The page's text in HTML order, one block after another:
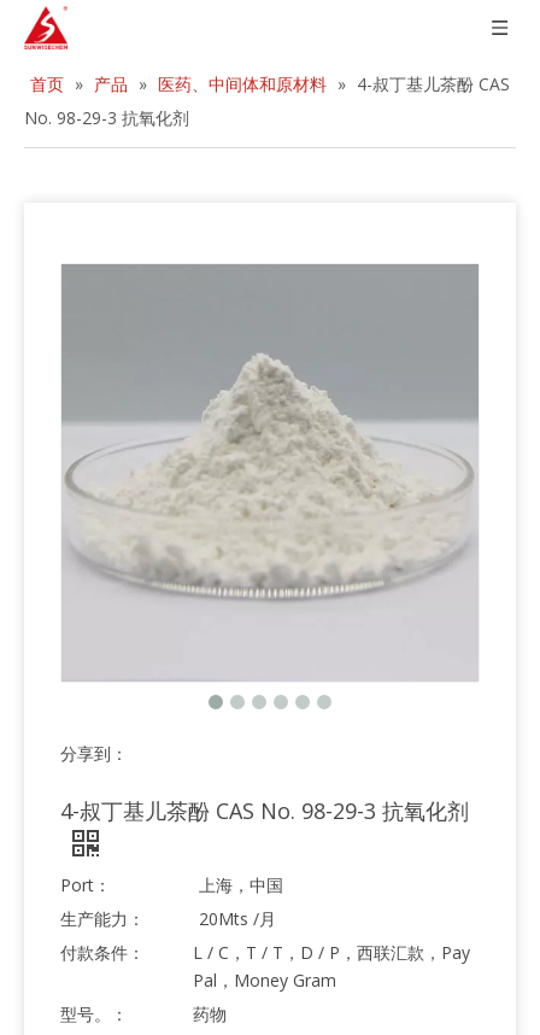
首页 » 产品 » 医药、中间体和原材料 » 4-叔丁基儿茶酚 CAS
No. 98-29-3 抗氧化剂
分享到：
4-叔丁基儿茶酚 CAS No. 98-29-3 抗氧化剂
Port：
上海，中国
生产能力：
20Mts /月
付款条件：
L / C，T / T，D / P，西联汇款，Pay
Pal，Money Gram
型号。：
药物